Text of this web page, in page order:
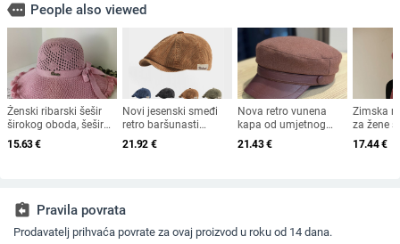
more People also viewed
Ženski ribarski šešir
širokog oboda, šešir
za sunce, pleteni šešir
za sunce, šešir za
15.63€
Novi jesenski smeđi
retro baršunasti
osmerokutni šešir za
muškarce i žene,
jesen i zimu
21.92 €
Nova retro vunena
kapa od umjetnog
krzna za jesen i zimu
2025. za žene,
21.43€
Zimska
za žene
starijih
od
17.44€
assignment_return Pravila povrata
Prodavatelj prihvaća povrate za ovaj proizvod u roku od 14 dana.